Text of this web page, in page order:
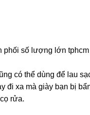
phối số lượng lớn tphcm
có thể dùng để lau
xa mà giày bạn bị
rửa.